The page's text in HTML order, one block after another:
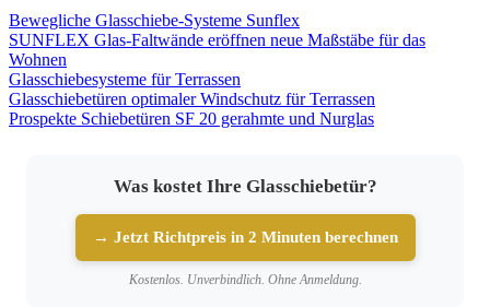
Bewegliche Glasschiebe-Systeme Sunflex
SUNFLEX Glas-Faltwände eröffnen neue Maßstäbe für das
Wohnen
Glasschiebesysteme für Terrassen
Glasschiebetüren optimaler Windschutz für Terrassen
Prospekte Schiebetüren SF 20 gerahmte und Nurglas
Was kostet Ihre Glasschiebetür?
→ Jetzt Richtpreis in 2 Minuten berechnen
Kostenlos. Unverbindlich. Ohne Anmeldung.